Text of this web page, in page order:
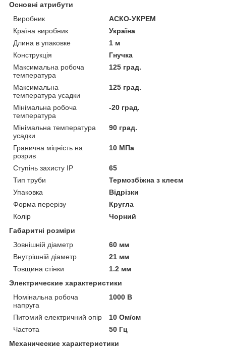
Основні атрибути
Виробник
АСКО-УКРЕМ
Країна виробник
Україна
Длина в упаковке
1 м
Конструкція
Гнучка
Максимальна робоча
температура
125 град.
Максимальна
температура усадки
125 град.
Мінімальна робоча
температура
-20 град.
Мінімальна температура
усадки
90 град.
Гранична міцність на
розрив
10 МПа
Ступінь захисту IP
65
Тип труби
Термозбіжна з клеєм
Упаковка
Відрізки
Форма перерізу
Кругла
Колір
Чорний
Габаритні розміри
Зовнішній діаметр
60 мм
Внутрішній діаметр
21 мм
Товщина стінки
1.2 мм
Электрические характеристики
Номінальна робоча
напруга
1000 В
Питомий електричний опір
10 Ом/см
Частота
50 Гц
Механические характеристики